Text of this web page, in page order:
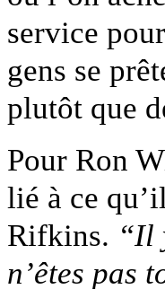
service
gens se
plutôt que
Pour Ron
lié à ce
Rifkins. “Il
n’êtes pas